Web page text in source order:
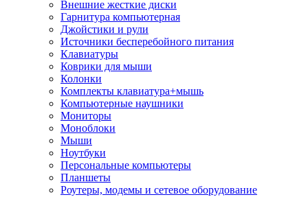
Внешние жесткие диски
Гарнитура компьютерная
Джойстики и рули
Источники бесперебойного питания
Клавиатуры
Коврики для мыши
Колонки
Комплекты клавиатура+мышь
Компьютерные наушники
Мониторы
Моноблоки
Мыши
Ноутбуки
Персональные компьютеры
Планшеты
Роутеры, модемы и сетевое оборудование